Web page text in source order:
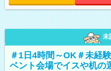
未
＃1日4時間～OK＃未経
ベント会場でイスや机の